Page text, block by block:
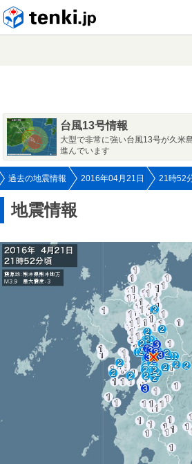
台風13号情報
大型で非常に強い台風13号が久米
進んでいます
過去の地震情報 2016年04月21日 21時52
地震情報